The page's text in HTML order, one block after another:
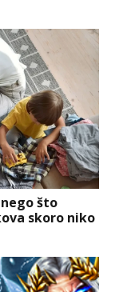
što
skoro niko